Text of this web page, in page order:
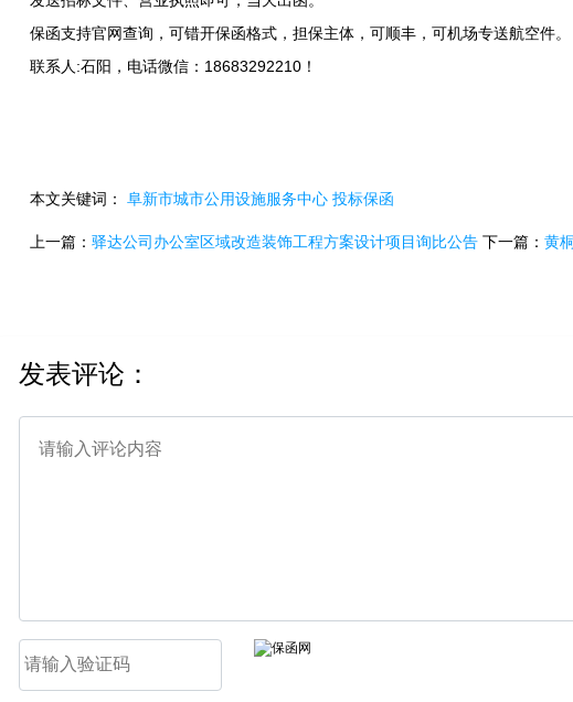
保函支持官网查询，可错开保函格式，担保主体，可顺丰，可机场专送航空件。
联系人:石阳，电话微信：18683292210！
本文关键词： 阜新市城市公用设施服务中心 投标保函
上一篇： 驿达公司办公室区域改造装饰工程方案设计项目询比公告 下一篇： 黄
发表评论：